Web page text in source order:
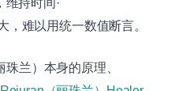
，难以用统一数值断言。
兰）本身的原理、